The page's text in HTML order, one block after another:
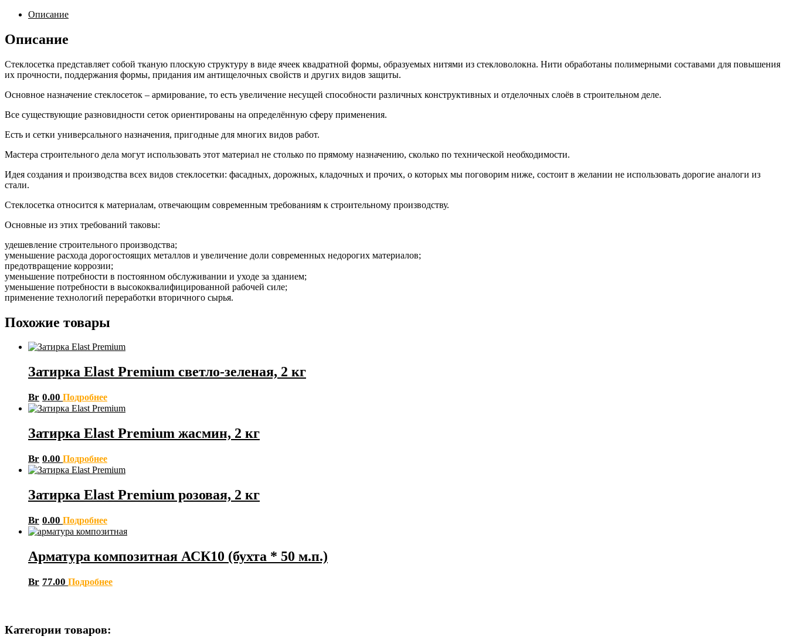
Описание
Описание
Стеклосетка представляет собой тканую плоскую структуру в виде ячеек квадратной формы, образуемых нитями из стекловолокна. Нити обработаны полимерными составами для повышения
их прочности, поддержания формы, придания им антищелочных свойств и других видов защиты.
Основное назначение стеклосеток – армирование, то есть увеличение несущей способности различных конструктивных и отделочных слоёв в строительном деле.
Все существующие разновидности сеток ориентированы на определённую сферу применения.
Есть и сетки универсального назначения, пригодные для многих видов работ.
Мастера строительного дела могут использовать этот материал не столько по прямому назначению, сколько по технической необходимости.
Идея создания и производства всех видов стеклосетки: фасадных, дорожных, кладочных и прочих, о которых мы поговорим ниже, состоит в желании не использовать дорогие аналоги из
стали.
Стеклосетка относится к материалам, отвечающим современным требованиям к строительному производству.
Основные из этих требований таковы:
удешевление строительного производства;
уменьшение расхода дорогостоящих металлов и увеличение доли современных недорогих материалов;
предотвращение коррозии;
уменьшение потребности в постоянном обслуживании и уходе за зданием;
уменьшение потребности в высококвалифицированной рабочей силе;
применение технологий переработки вторичного сырья.
Похожие товары
Затирка Elast Premium светло-зеленая, 2 кг
Br 0.00 Подробнее
Затирка Elast Premium жасмин, 2 кг
Br 0.00 Подробнее
Затирка Elast Premium розовая, 2 кг
Br 0.00 Подробнее
Арматура композитная АСК10 (бухта * 50 м.п.)
Br 77.00 Подробнее
Категории товаров: